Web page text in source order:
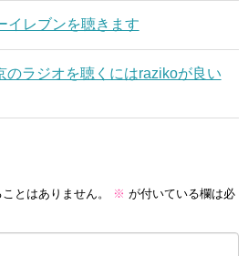
イレブンを聴きます
のラジオを聴くにはrazikoが良い
とはありません。 ※ が付いている欄は必